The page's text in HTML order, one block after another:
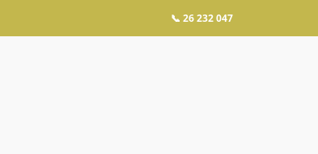
📞 26 232 047